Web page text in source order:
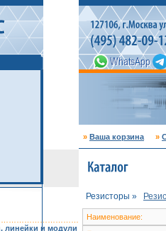
» Ваша корзина »
линейки и модули
Резисторы »
Наименование: